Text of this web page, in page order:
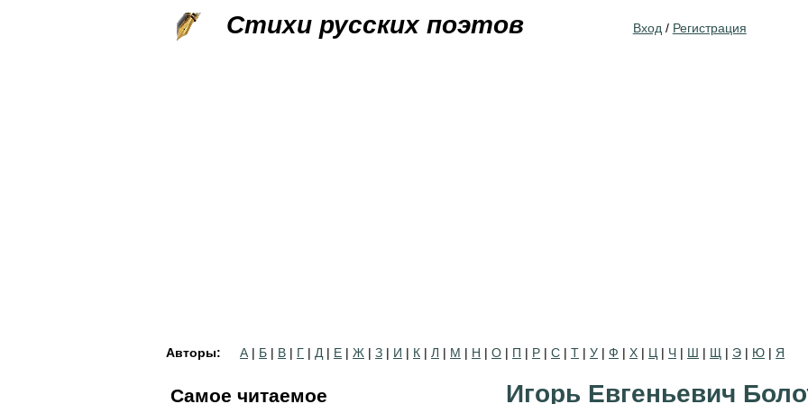
Стихи русских поэтов Вход / Регистрация
Авторы: А | Б | В | Г | Д | Е | Ж | З | И | К | Л | М | Н | О | П | Р | С | Т | У | Ф | Х | Ц | Ч | Ш | Щ | Э | Ю | Я
Игорь Евгеньевич
Самое читаемое